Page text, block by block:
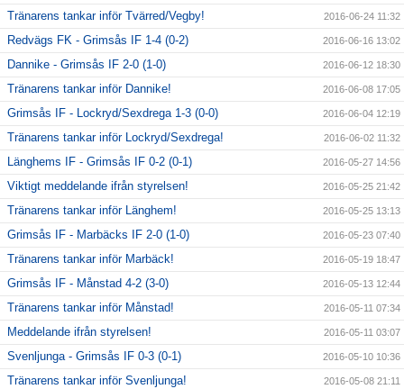
Tränarens tankar inför Tvärred/Vegby! 2016-06-24 11:32
Redvägs FK - Grimsås IF 1-4 (0-2) 2016-06-16 13:02
Dannike - Grimsås IF 2-0 (1-0) 2016-06-12 18:30
Tränarens tankar inför Dannike! 2016-06-08 17:05
Grimsås IF - Lockryd/Sexdrega 1-3 (0-0) 2016-06-04 12:19
Tränarens tankar inför Lockryd/Sexdrega! 2016-06-02 11:32
Länghems IF - Grimsås IF 0-2 (0-1) 2016-05-27 14:56
Viktigt meddelande ifrån styrelsen! 2016-05-25 21:42
Tränarens tankar inför Länghem! 2016-05-25 13:13
Grimsås IF - Marbäcks IF 2-0 (1-0) 2016-05-23 07:40
Tränarens tankar inför Marbäck! 2016-05-19 18:47
Grimsås IF - Månstad 4-2 (3-0) 2016-05-13 12:44
Tränarens tankar inför Månstad! 2016-05-11 07:34
Meddelande ifrån styrelsen! 2016-05-11 03:07
Svenljunga - Grimsås IF 0-3 (0-1) 2016-05-10 10:36
Tränarens tankar inför Svenljunga! 2016-05-08 21:11